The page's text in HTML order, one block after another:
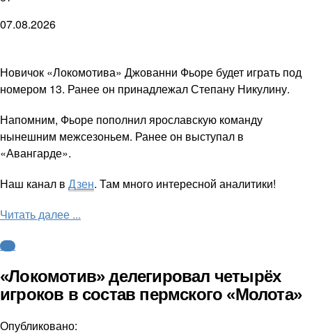
07.08.2026
Новичок «Локомотива» Джованни Фьоре будет играть под
номером 13. Ранее он принадлежал Степану Никулину.
Напомним, Фьоре пополнил ярославскую команду
нынешним межсезоньем. Ранее он выступал в
«Авангарде».
Наш канал в Дзен. Там много интересной аналитики!
Читать далее ...
КХЛ
«Локомотив» делегировал четырёх
игроков в состав пермского «Молота»
Опубликовано: